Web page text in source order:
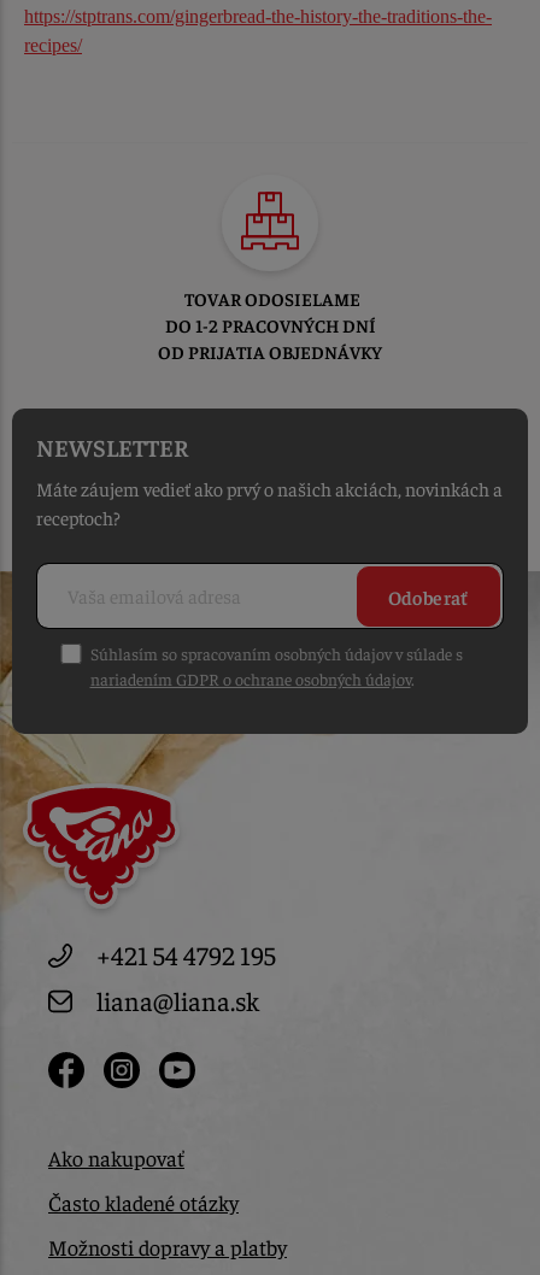
https://stptrans.com/gingerbread-the-history-the-traditions-the-
recipes/
TOVAR ODOSIELAME
DO 1-2 PRACOVNÝCH DNÍ
OD PRIJATIA OBJEDNÁVKY
NEWSLETTER
Máte záujem vedieť ako prvý o našich akciách, novinkách a
receptoch?
Odoberať
Súhlasím so spracovaním osobných údajov v súlade s
nariadením GDPR o ochrane osobných údajov.
+421 54 4792 195
liana@liana.sk
Ako nakupovať
Často kladené otázky
Možnosti dopravy a platby